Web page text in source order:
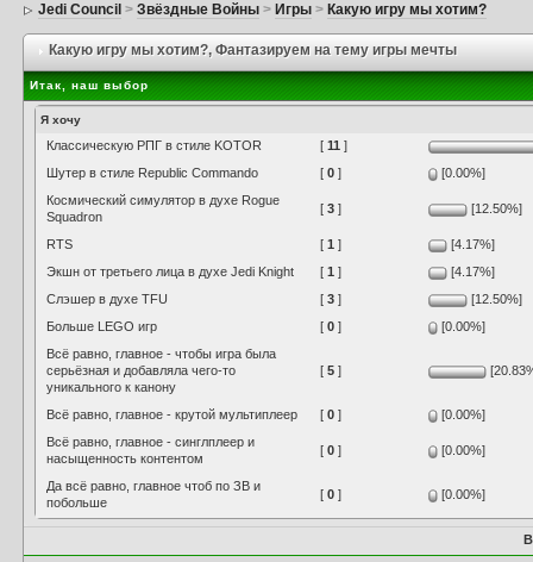
Jedi Council >Звёздные Войны > Игры > Какую игру мы хотим?
Какую игру мы хотим?, Фантазируем на тему игры мечты
Итак, наш выбор
Я хочу
Классическую РПГ в стиле KOTOR [11 ]
Шутер в стиле Republic Commando
[0 ]
[0.00%]
Космический симулятор в духе Rogue
Squadron
[3 ] [12.50%]
RTS [1 ]
[4.17%]
Экшн от третьего лица в духе Jedi Knight
[1 ]
[4.17%]
Слэшер в духе TFU
[3 ]
[12.50%]
Больше LEGO игр
[0 ]
[0.00%]
Всё равно, главное - чтобы игра была
серьёзная и добавляла чего-то
уникального к канону
[5 ]
Всё равно, главное - крутой мультиплеер [0 ]
[0.00%]
Всё равно, главное - синглплеер и
насыщенность контентом
[0 ] [0.00%]
Да всё равно, главное чтоб по ЗВ и
побольше
[0 ] [0.00%]